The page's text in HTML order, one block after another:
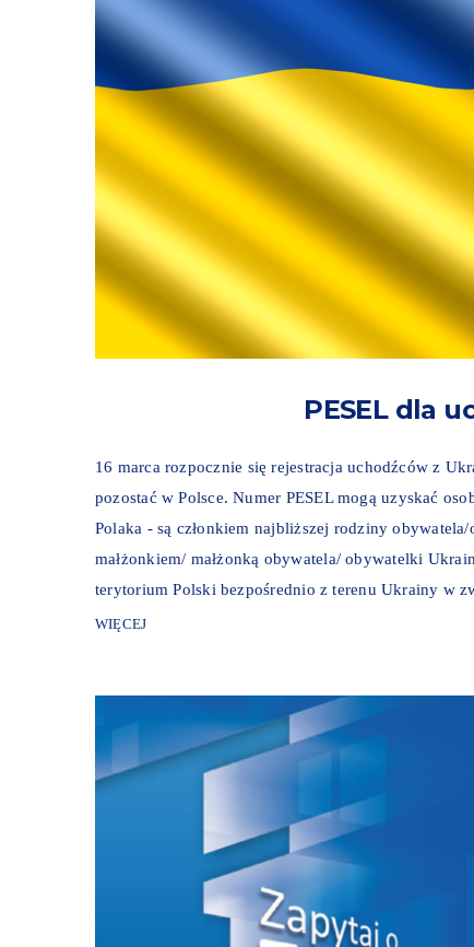
PESEL dla
16 marca rozpocznie się rejestracja uchodźców z
pozostać w Polsce. Numer PESEL mogą uzyskać
Polaka - są członkiem najbliższej rodziny
małżonkiem/ małżonką obywatela/ obywatelki
terytorium Polski bezpośrednio z terenu Ukrainy w
WIĘCEJ